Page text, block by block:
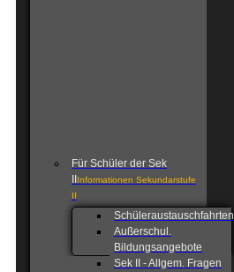
Für Schüler der Sek
Informationen Sekundarstufe
II
Schüleraustauschfahrten
Außerschul.
Bildungsangebote
Sek II - Allgem. Fragen